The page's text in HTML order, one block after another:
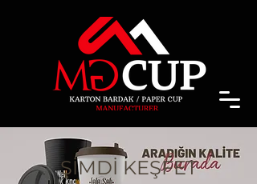
ŞİMDİ KEŞFET